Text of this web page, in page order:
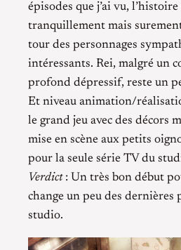
épisodes que j’ai vu, l’histoire
tranquillement mais
tour des personnages
intéressants. Rei, malgré un
profond dépressif, reste un
Et niveau animation/
le grand jeu avec des décors
mise en scène aux petits
pour la seule série TV du
Verdict: Un très bon début
change un peu des dernières
studio.